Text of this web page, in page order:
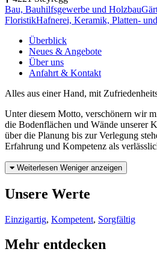
Bau, Bauhilfsgewerbe und Holzbau
FloristikHafnerei, Keramik, Platten-
Überblick
Neues & Angebote
Über uns
Anfahrt & Kontakt
Alles aus einer Hand, mit
Unter diesem Motto, verschönern wir
die Bodenflächen und Wände unserer
über die Planung bis zur Verlegung
Erfahrung und Kompetenz als
Weiterlesen Weniger anzeigen
Unsere Werte
Einzigartig, Kompetent, Sorgfältig
Mehr entdecken